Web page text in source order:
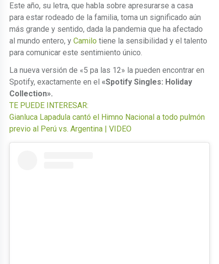
Este año, su letra, que habla sobre apresurarse a casa
para estar rodeado de la familia, toma un significado aún
más grande y sentido, dada la pandemia que ha afectado
al mundo entero, yCamilo tiene la sensibilidad y el talento
para comunicar este sentimiento único.
La nueva versión de «5 pa las 12» la pueden encontrar en
Spotify, exactamente en el «Spotify Singles: Holiday
Collection».
TE PUEDE INTERESAR:
Gianluca Lapadula cantó el Himno Nacional a todo pulmón
previo al Perú vs. Argentina | VIDEO